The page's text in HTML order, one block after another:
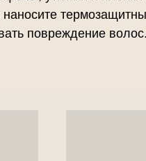
наносите
повреждение волос.